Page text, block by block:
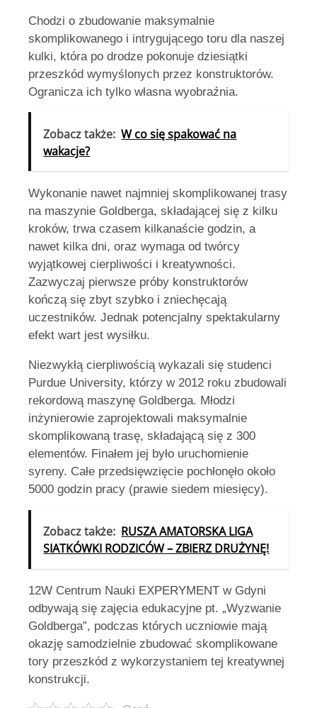
Chodzi o zbudowanie maksymalnie
skomplikowanego i intrygującego toru dla naszej
kulki, która po drodze pokonuje dziesiątki
przeszkód wymyślonych przez konstruktorów.
Ogranicza ich tylko własna wyobraźnia.
Zobacz także: W co się spakować na
wakacje?
Wykonanie nawet najmniej skomplikowanej trasy
na maszynie Goldberga, składającej się z kilku
kroków, trwa czasem kilkanaście godzin, a
nawet kilka dni, oraz wymaga od twórcy
wyjątkowej cierpliwości i kreatywności.
Zazwyczaj pierwsze próby konstruktorów
kończą się zbyt szybko i zniechęcają
uczestników. Jednak potencjalny spektakularny
efekt wart jest wysiłku.
Niezwykłą cierpliwością wykazali się studenci
Purdue University, którzy w 2012 roku zbudowali
rekordową maszynę Goldberga. Młodzi
inżynierowie zaprojektowali maksymalnie
skomplikowaną trasę, składającą się z 300
elementów. Finałem jej było uruchomienie
syreny. Całe przedsięwzięcie pochłonęło około
5000 godzin pracy (prawie siedem miesięcy).
Zobacz także: RUSZA AMATORSKA LIGA
SIATKÓWKI RODZICÓW – ZBIERZ DRUŻYNĘ!
12W Centrum Nauki EXPERYMENT w Gdyni
odbywają się zajęcia edukacyjne pt. „Wyzwanie
Goldberga”, podczas których uczniowie mają
okazję samodzielnie zbudować skomplikowane
tory przeszkód z wykorzystaniem tej kreatywnej
konstrukcji.